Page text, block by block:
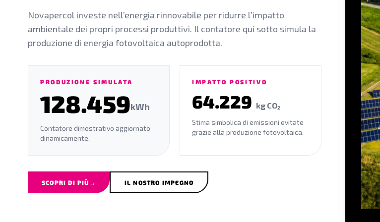
Novapercol investe nell’energia rinnovabile per ridurre l’impatto
ambientale dei propri processi produttivi. Il contatore qui sotto simula la
produzione di energia fotovoltaica autoprodotta.
PRODUZIONE SIMULATA
128.462kWh
Contatore dimostrativo aggiornato
dinamicamente.
IMPATTO POSITIVO
64.230 kg CO₂
Stima simbolica di emissioni evitate
grazie alla produzione fotovoltaica.
SCOPRI DI PIÙ → IL NOSTRO IMPEGNO